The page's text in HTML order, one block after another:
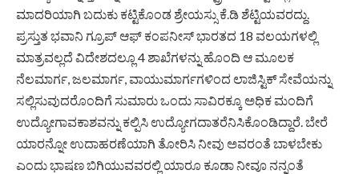
ಮಾದರಿಯಾಗಿ ಬದುಕು ಕಟ್ಟಿಕೊಂಡ ಶ್ರೇಯಸ್ಸು ಕೆ.ಡಿ ಶೆಟ್ಟಿಯವರದ್ದು.
ಪ್ರಸ್ತುತ ಭವಾನಿ ಗ್ರೂಪ್ ಆಫ್ ಕಂಪನೀಸ್ ಭಾರತದ 18 ವಲಯಗಳಲ್ಲಿ
ಮಾತ್ರವಲ್ಲದೆ ವಿದೇಶದಲ್ಲೂ 4 ಶಾಖೆಗಳನ್ನು ಹೊಂದಿ ಆ ಮೂಲಕ
ನೆಲಮಾರ್ಗ, ಜಲಮಾರ್ಗ, ವಾಯುಮಾರ್ಗಗಳಿಂದ ಲಾಜಿಸ್ಟಿಕ್ ಸೇವೆಯನ್ನು
ಸಲ್ಲಿಸುವುದರೊಂದಿಗೆ ಸುಮಾರು ಒಂದು ಸಾವಿರಕ್ಕೂ ಅಧಿಕ ಮಂದಿಗೆ
ಉದ್ಯೋಗಾವಕಾಶವನ್ನು ಕಲ್ಪಿಸಿ ಉದ್ಯೋಗದಾತರೆನಿಸಿಕೊಂಡಿದ್ದಾರೆ. ಬೇರೆ
ಯಾರನ್ನೋ ಉದಾಹರಣೆಯಾಗಿ ತೋರಿಸಿ ನೀವು ಅವರಂತೆ ಬಾಳಬೇಕು
ಎಂದು ಭಾಷಣ ಬಿಗಿಯುವವರಲ್ಲಿ ಯಾರೂ ಕೂಡಾ ನೀವೂ ನನ್ನಂತೆ